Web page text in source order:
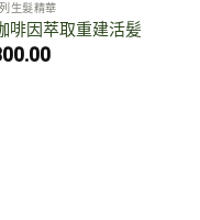
生髮精華
啡因萃取重建活髪